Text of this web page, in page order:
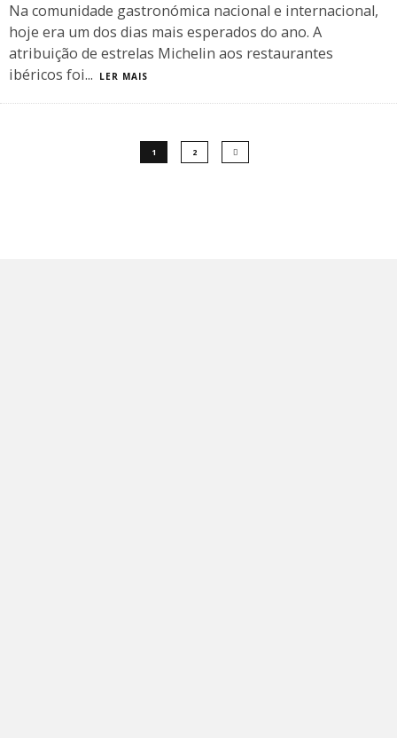
Na comunidade gastronómica nacional e internacional,
hoje era um dos dias mais esperados do ano. A
atribuição de estrelas Michelin aos restaurantes
ibéricos foi... LER MAIS
1 2